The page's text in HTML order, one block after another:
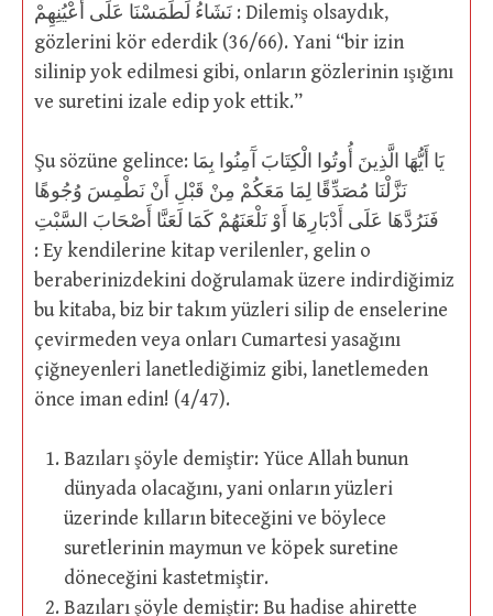
نَشَاءُ لَطَمَسْنَا عَلَى أَعْيُنِهِمْ : Dilemiş olsaydık,
gözlerini kör ederdik (36/66). Yani “bir izin
silinip yok edilmesi gibi, onların gözlerinin ışığını
ve suretini izale edip yok ettik.”
Şu sözüne gelince: يَا أَيُّهَا الَّذِينَ أُوتُوا الْكِتَابَ آَمِنُوا بِمَا
نَزَّلْنَا مُصَدِّقًا لِمَا مَعَكُمْ مِنْ قَبْلِ أَنْ نَطْمِسَ وُجُوهًا
فَنَرُدَّهَا عَلَى أَدْبَارِهَا أَوْ نَلْعَنَهُمْ كَمَا لَعَنَّا أَصْحَابَ السَّبْتِ
: Ey kendilerine kitap verilenler, gelin o
beraberinizdekini doğrulamak üzere indirdiğimiz
bu kitaba, biz bir takım yüzleri silip de enselerine
çevirmeden veya onları Cumartesi yasağını
çiğneyenleri lanetlediğimiz gibi, lanetlemeden
önce iman edin! (4/47).
Bazıları şöyle demiştir: Yüce Allah bunun
dünyada olacağını, yani onların yüzleri
üzerinde kılların biteceğini ve böylece
suretlerinin maymun ve köpek suretine
döneceğini kastetmiştir.
Bazıları şöyle demiştir: Bu hadise ahirette